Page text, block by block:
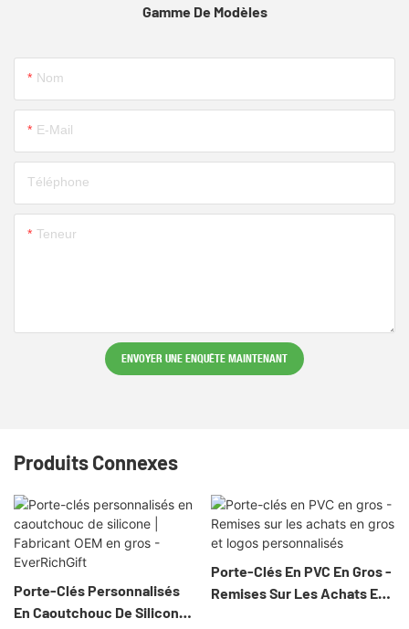
Gamme De Modèles
Nom
E-Mail
Téléphone
Teneur
ENVOYER UNE ENQUÊTE MAINTENANT
Produits Connexes
Porte-Clés Personnalisés
En Caoutchouc De Silicone |
Porte-Clés En PVC En Gros -
Remises Sur Les Achats En